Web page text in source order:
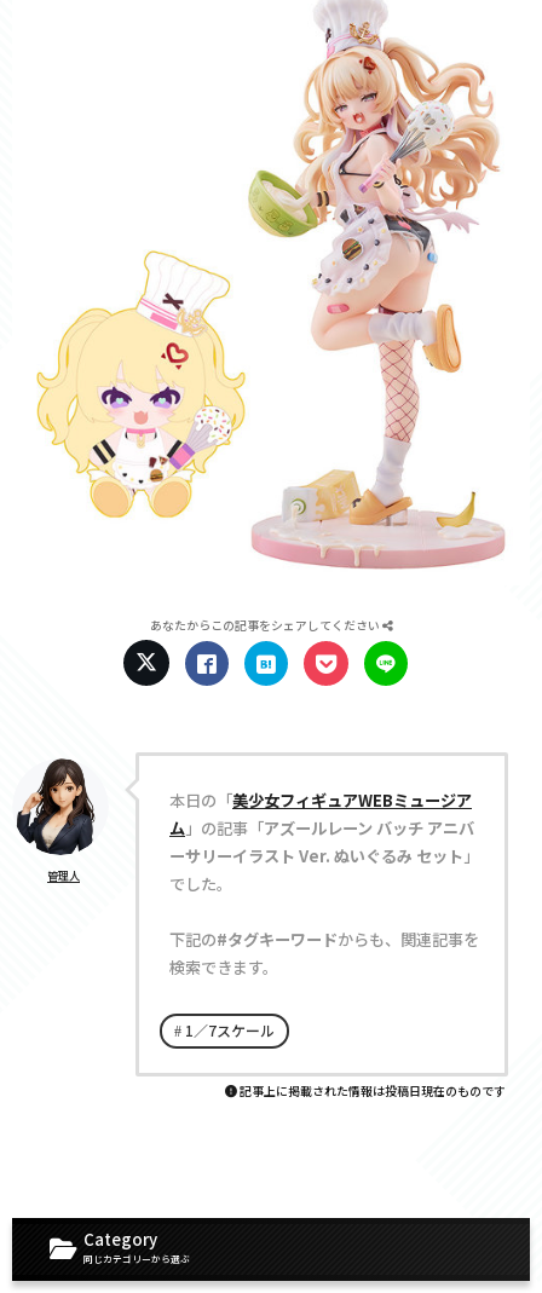
あなたからこの記事をシェアしてください
管理人
本日の「美少女フィギュアWEBミュージア
ム」の記事「アズールレーン バッチ アニバ
ーサリーイラスト Ver. ぬいぐるみ セット 」
でした。
下記の#タグキーワードからも、関連記事を
検索できます。
1／7スケール
記事上に掲載された情報は投稿日現在のものです
Category
同じカテゴリーから選ぶ